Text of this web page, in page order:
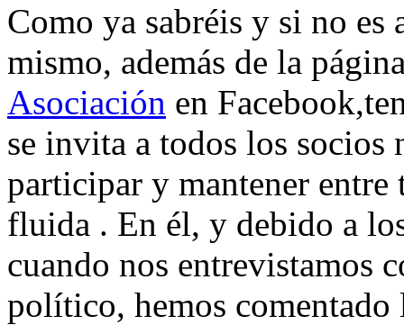
Como ya sabréis y si no
mismo, además de la
Asociación en Facebook,
se invita a todos los socios
participar y mantener entre
fluida . En él, y debido a
cuando nos entrevistamos
político, hemos